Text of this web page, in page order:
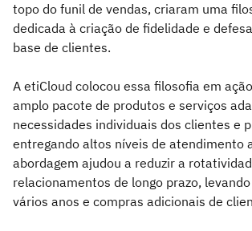
topo do funil de vendas, criaram uma
dedicada à criação de fidelidade e
base de clientes.
A etiCloud colocou essa filosofia em
amplo pacote de produtos e serviços
necessidades individuais dos clientes e
entregando altos níveis de atendimento
abordagem ajudou a reduzir a
relacionamentos de longo prazo,
vários anos e compras adicionais de